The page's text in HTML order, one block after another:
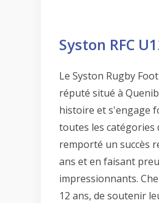
Syston RFC
Le Syston Rugby
réputé situé à
histoire et s'engage
toutes les catégories
remporté un succès
ans et en faisant
impressionnants.
12 ans, de soutenir